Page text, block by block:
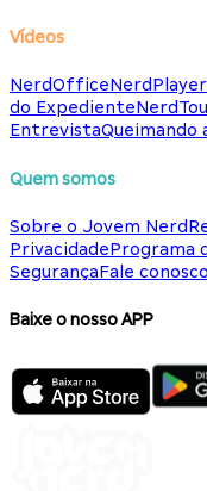
Vídeos
NerdOfficeNerdPlayer
do Expediente
EntrevistaQueimando
Quem somos
Sobre o Jovem Nerd
PrivacidadePrograma
SegurançaFale conosco
Baixe o nosso APP